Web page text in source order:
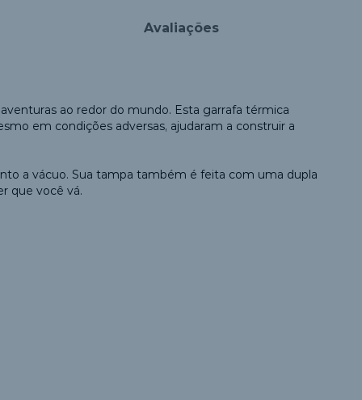
Avaliações
aventuras ao redor do mundo. Esta garrafa térmica
em condições adversas, ajudaram a construir a
a vácuo. Sua tampa também é feita com uma dupla
que você vá.